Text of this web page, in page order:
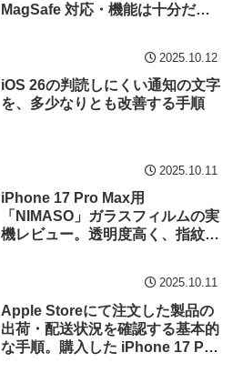
MagSafe 対応・機能は十分だ
2025.10.12
iOS 26の判読しにくい通知の文字
を、多少なりとも改善する手順
2025.10.11
iPhone 17 Pro Max用
「NIMASO」ガラスフィルムの実
機レビュー。透明度高く、指紋・
2025.10.11
Apple Storeにて注文した製品の
出荷・配送状況を確認する基本的
な手順。購入した iPhone 17 Pro